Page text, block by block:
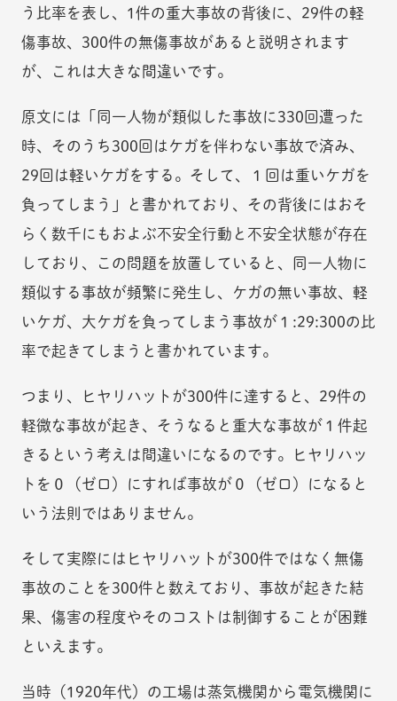
う比率を表し、1件の重大事故の背後に、29件の軽
傷事故、300件の無傷事故があると説明されます
が、これは大きな間違いです。
原文には「同一人物が類似した事故に330回遭った
時、そのうち300回はケガを伴わない事故で済み、
29回は軽いケガをする。そして、１回は重いケガを
負ってしまう」と書かれており、その背後にはおそ
らく数千にもおよぶ不安全行動と不安全状態が存在
しており、この問題を放置していると、同一人物に
類似する事故が頻繁に発生し、ケガの無い事故、軽
いケガ、大ケガを負ってしまう事故が１:29:300の比
率で起きてしまうと書かれています。
つまり、ヒヤリハットが300件に達すると、29件の
軽微な事故が起き、そうなると重大な事故が１件起
きるという考えは間違いになるのです。ヒヤリハッ
トを０（ゼロ）にすれば事故が０（ゼロ）になると
いう法則ではありません。
そして実際にはヒヤリハットが300件ではなく無傷
事故のことを300件と数えており、事故が起きた結
果、傷害の程度やそのコストは制御することが困難
といえます。
当時（1920年代）の工場は蒸気機関から電気機関に